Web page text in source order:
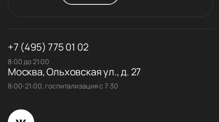
+7 (495) 775 01 02
8:00 до 21:00
Москва, Ольховская ул., д. 27
8:00-21:00, госпитализация с 7:30